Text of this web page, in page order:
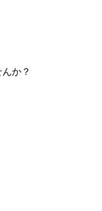
か？